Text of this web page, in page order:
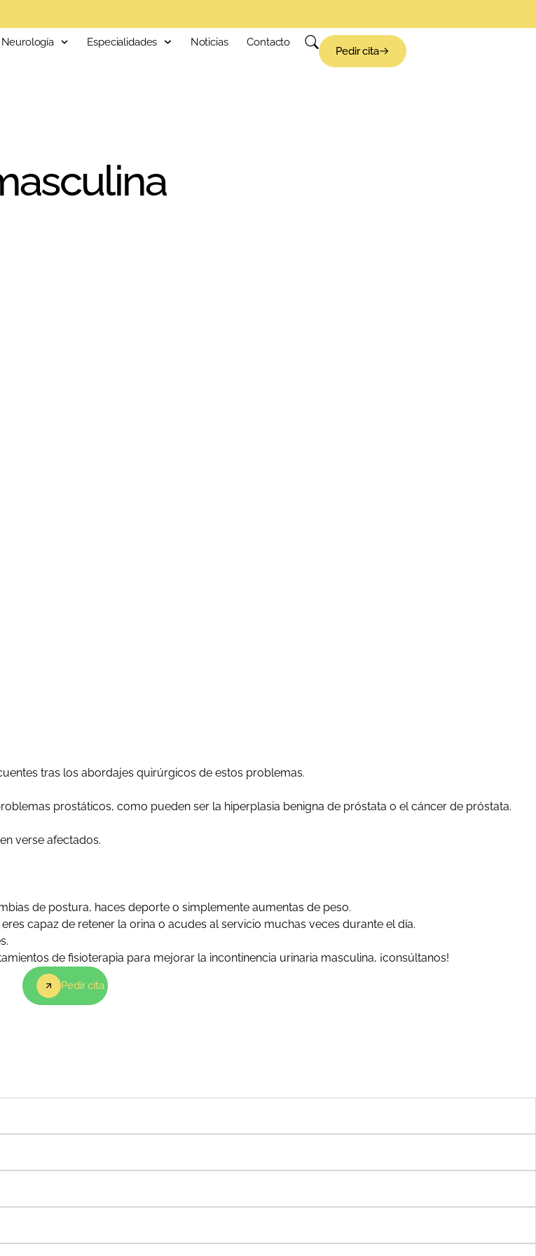
Neurología Especialidades Noticias Contacto
Pedir cita
tras los abordajes quirúrgicos de estos problemas.
prostáticos, como pueden ser la hiperplasia benigna de próstata o el cáncer de próstata.
verse afectados.
de postura, haces deporte o simplemente aumentas de peso.
capaz de retener la orina o acudes al servicio muchas veces durante el día.
de fisioterapia para mejorar la incontinencia urinaria masculina, ¡consúltanos!
Pedir cita